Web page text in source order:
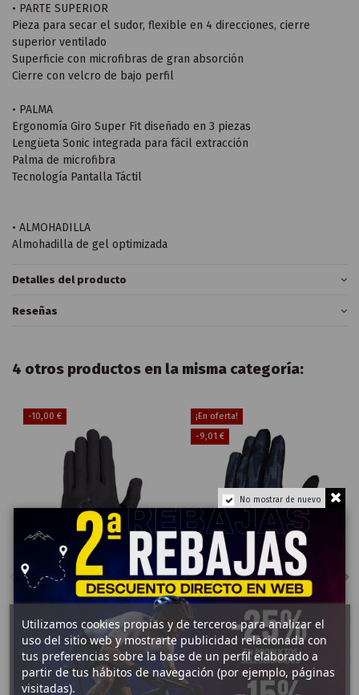
No mostrar de nuevo
• PARTE SUPERIOR
Pieza para secar el sudor, flexible en 4 direcciones, cierre
superior ventilado
Superficie con microfibras de gran absorción
Cierre con velcro de bajo perfil
• PALMA
Ergonomía Giro Super Fit diseñado en 3 piezas
Lengüeta Sonic integrada para fácil extracción
Palma de microfibra
Tecnología Pantalla Táctil
• ALMOHADILLA
Almohadilla de gel optimizada
Detalles del producto
Reseñas
4 otros productos en la misma categoría:
-10,00 €
GUANTES PISSEI
PRIMAVERA
20,00 €
30,00 €
¡En oferta!
-9,01 €
GUANTES
FOX
RANGER
SWARMER
20,99 €
30,00 €
Utilizamos cookies propias y de terceros para analizar el
uso del sitio web y mostrarte publicidad relacionada con
tus preferencias sobre la base de un perfil elaborado a
partir de tus hábitos de navegación (por ejemplo, páginas
visitadas).